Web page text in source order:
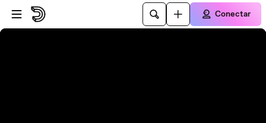
Pular para o player
Ir para o conteúdo principal
Conectar